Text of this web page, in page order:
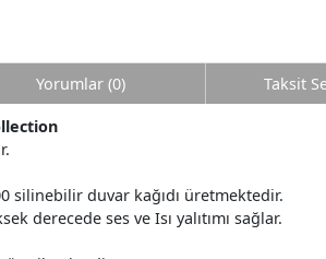
silinebilir duvar kağıdı üretmektedir.
derecede ses ve Isı yalıtımı sağlar.
Yorumlar (0) Taksit